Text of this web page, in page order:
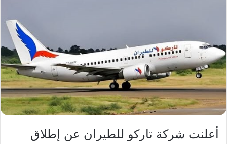
أعلنت شركة تاركو للطيران عن إطلاق